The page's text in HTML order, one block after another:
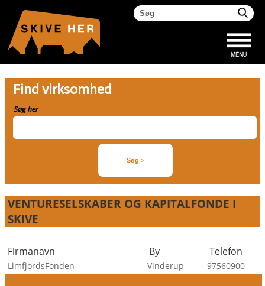
Find virksomhed
Søg her
VENTURESELSKABER OG KAPITALFONDE I
SKIVE
Firmanavn By Telefon
LimfjordsFonden Vinderup 97560900